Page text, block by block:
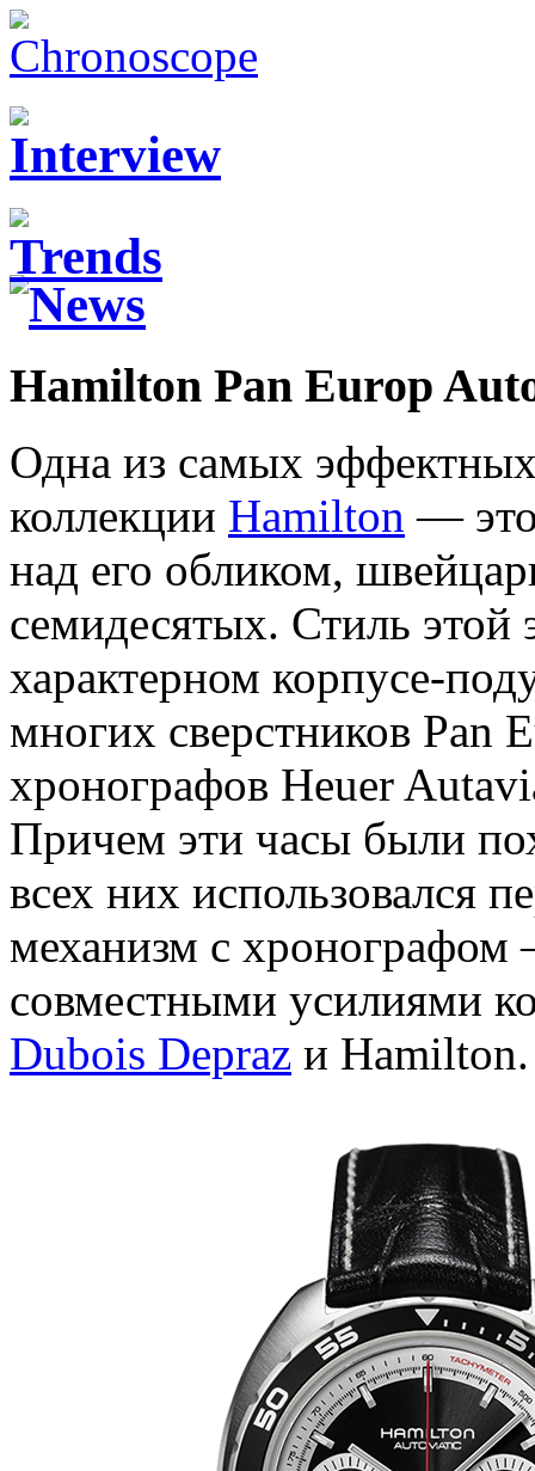
Hamilton Pan Europ
Одна из самых
коллекции Hamilton — это
над его обликом,
семидесятых. Стиль этой
характерном корпусе-
многих сверстников Pan
хронографов Heuer
Причем эти часы были
всех них использовался
механизм с
совместными усилиями
Dubois Depraz и Hamilton.